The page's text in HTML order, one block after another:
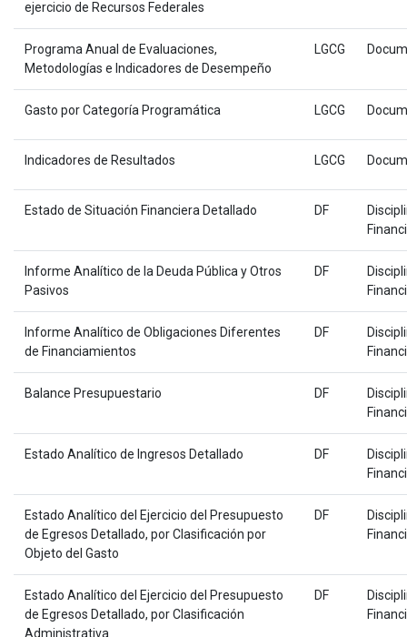
ejercicio de Recursos Federales
Programa Anual de Evaluaciones,
Metodologías e Indicadores de Desempeño
LGCG
Gasto por Categoría Programática LGCG
Indicadores de Resultados LGCG
Estado de Situación Financiera Detallado DF
Informe Analítico de la Deuda Pública y Otros
Pasivos
DF
Informe Analítico de Obligaciones Diferentes
de Financiamientos
DF
Balance Presupuestario DF
Estado Analítico de Ingresos Detallado DF
Estado Analítico del Ejercicio del Presupuesto
de Egresos Detallado, por Clasificación por
Objeto del Gasto
DF
Estado Analítico del Ejercicio del Presupuesto
de Egresos Detallado, por Clasificación
Administrativa
DF